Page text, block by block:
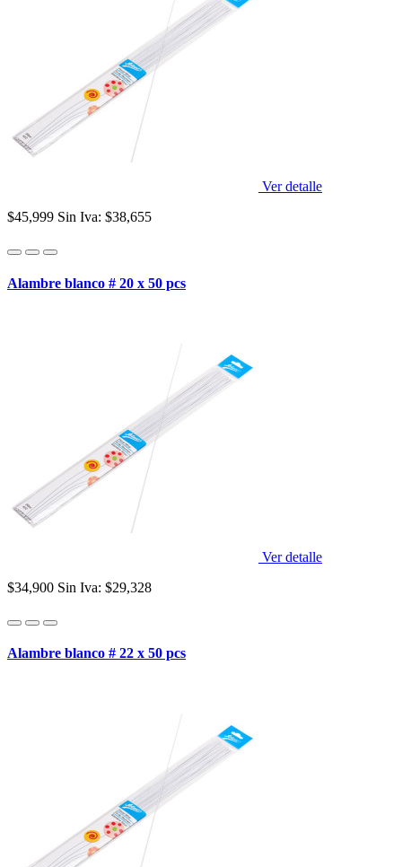
Ver detalle
$45,999 Sin Iva: $38,655
Alambre blanco # 20 x 50 pcs
Ver detalle
$34,900 Sin Iva: $29,328
Alambre blanco # 22 x 50 pcs